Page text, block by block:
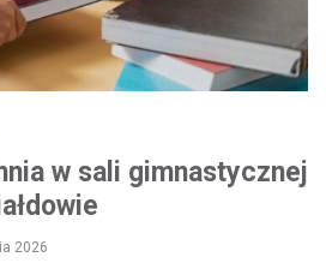
w sali gimnastycznej
2026